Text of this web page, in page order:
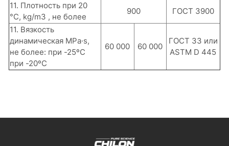
11. Плотность при 20
°С, kg/m3 , не более
900
ГОСТ 3900
11. Вязкость
динамическая MPа·s,
не более: при -25ºС
при -20ºС
60 000 60 000
ГОСТ 33 или
ASTM D 445